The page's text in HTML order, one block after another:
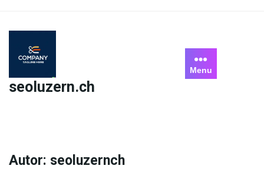
content
seoluzern.ch
Menu
Autor: seoluzernch